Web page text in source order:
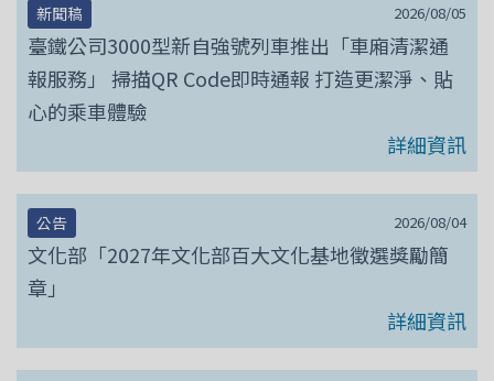
2026/08/05
新聞稿
臺鐵公司3000型新自強號列車推出「車廂清潔通
報服務」 掃描QR Code即時通報 打造更潔淨、貼
心的乘車體驗
詳細資訊
2026/08/04
公告
文化部「2027年文化部百大文化基地徵選獎勵簡
章」
詳細資訊